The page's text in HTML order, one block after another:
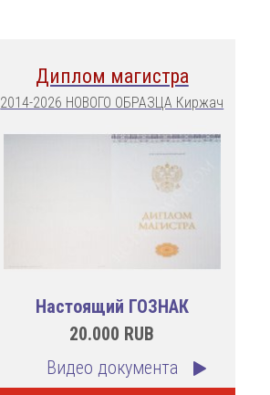
Диплом магистра
2014-2026 НОВОГО ОБРАЗЦА Киржач
Настоящий ГОЗНАК
20.000 RUB
Видео документа